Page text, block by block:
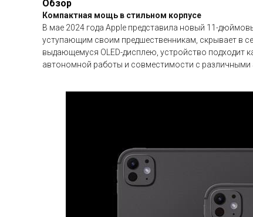
Обзор
Компактная мощь в стильном корпусе
В мае 2024 года Apple представила новый 11-
уступающим своим предшественникам, скрывает в
выдающемуся OLED-дисплею, устройство подходит
автономной работы и совместимости с различными